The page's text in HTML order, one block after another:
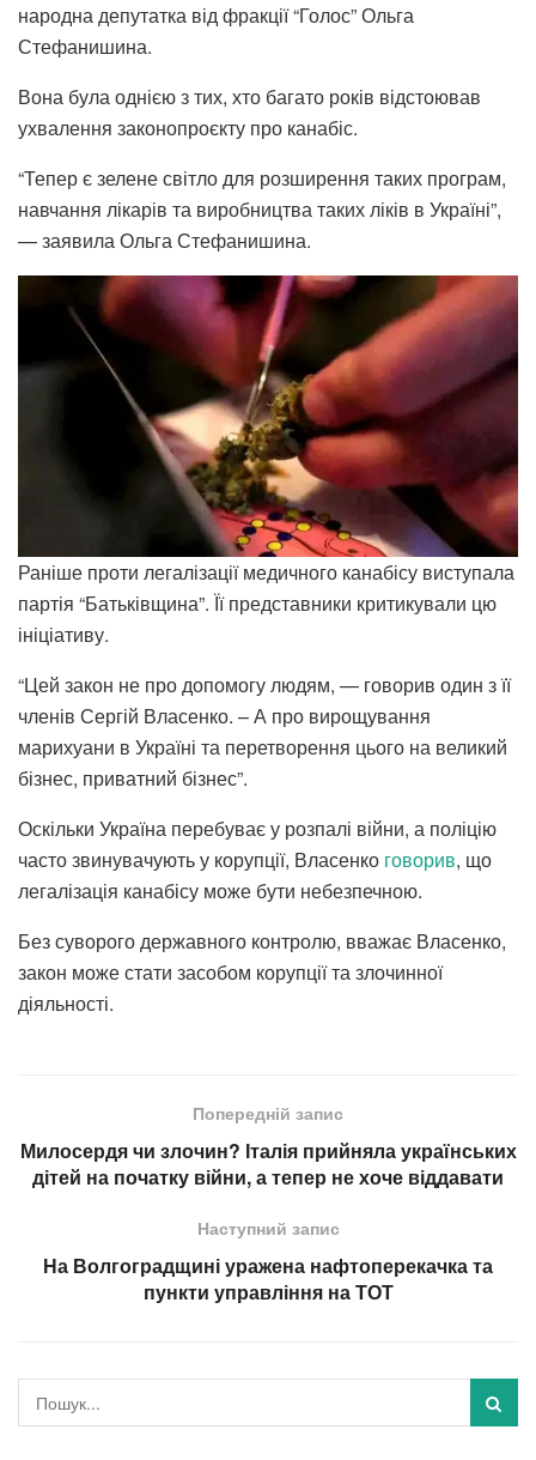
народна депутатка від фракції “Голос” Ольга
Стефанишина.
Вона була однією з тих, хто багато років відстоював
ухвалення законопроєкту про канабіс.
“Тепер є зелене світло для розширення таких програм,
навчання лікарів та виробництва таких ліків в Україні”,
— заявила Ольга Стефанишина.
Раніше проти легалізації медичного канабісу виступала
партія “Батьківщина”. Її представники критикували цю
ініціативу.
“Цей закон не про допомогу людям, — говорив один з її
членів Сергій Власенко. – А про вирощування
марихуани в Україні та перетворення цього на великий
бізнес, приватний бізнес”.
Оскільки Україна перебуває у розпалі війни, а поліцію
часто звинувачують у корупції, Власенко говорив, що
легалізація канабісу може бути небезпечною.
Без суворого державного контролю, вважає Власенко,
закон може стати засобом корупції та злочинної
діяльності.
Попередній запис
Милосердя чи злочин? Італія прийняла українських
дітей на початку війни, а тепер не хоче віддавати
Наступний запис
На Волгоградщині уражена нафтоперекачка та
пункти управління на ТОТ